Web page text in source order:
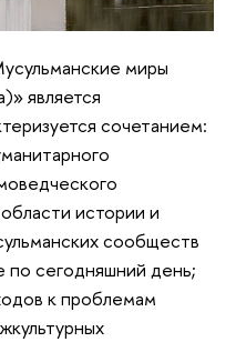
миры
является
сочетанием:
истории и
сообществ
по сегодняшний день;
к проблемам